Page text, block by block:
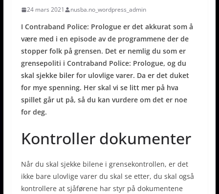
24 mars 2021 nusba.no_wordpress_admin
I Contraband Police: Prologue er det akkurat som å
være med i en episode av de programmene der de
stopper folk på grensen. Det er nemlig du som er
grensepoliti i Contraband Police: Prologue, og du
skal sjekke biler for ulovlige varer. Da er det duket
for mye spenning. Her skal vi se litt mer på hva
spillet går ut på, så du kan vurdere om det er noe
for deg.
Kontroller dokumenter
Når du skal sjekke bilene i grensekontrollen, er det
ikke bare ulovlige varer du skal se etter, du skal også
kontrollere at sjåførene har styr på dokumentene